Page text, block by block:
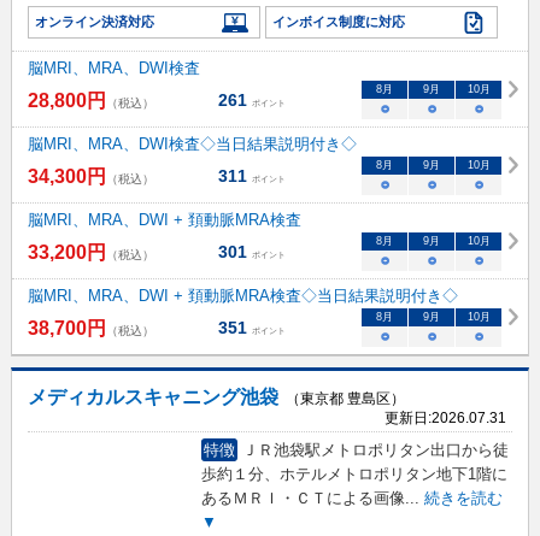
オンライン決済対応 インボイス制度に対応
脳MRI、MRA、DWI検査
28,800円 （税込） 261 ポイント
8月 9月 10月
○ ○ ○
脳MRI、MRA、DWI検査◇当日結果説明付き◇
34,300円 （税込） 311 ポイント
8月 9月 10月
○ ○ ○
脳MRI、MRA、DWI + 頚動脈MRA検査
33,200円 （税込） 301 ポイント
8月 9月 10月
○ ○ ○
脳MRI、MRA、DWI + 頚動脈MRA検査◇当日結果説明付き◇
38,700円 （税込） 351 ポイント
8月 9月 10月
○ ○ ○
メディカルスキャニング池袋
（東京都 豊島区）
更新日:2026.07.31
特徴
ＪＲ池袋駅メトロポリタン出口から徒
歩約１分、ホテルメトロポリタン地下1階に
あるＭＲＩ・ＣＴによる画像
続きを読む
▼